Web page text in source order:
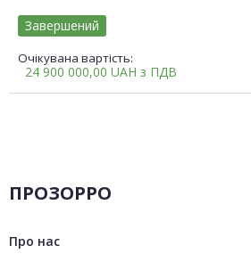
Очікувана вартість:
24 900 000,00 UAH з ПДВ
Завершений
ПРОЗОРРО
Про нас